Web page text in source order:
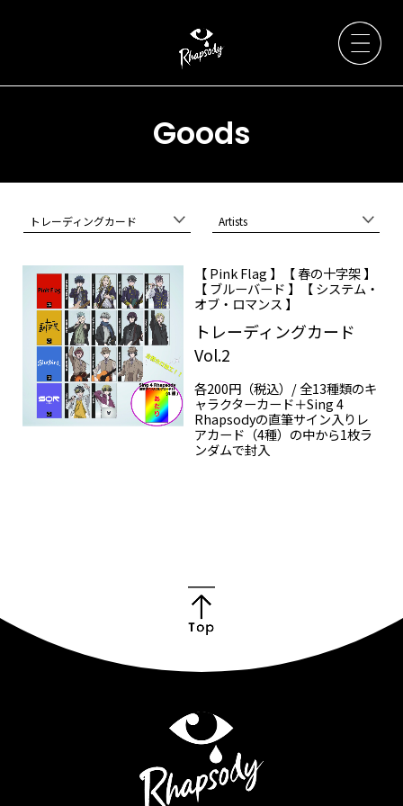
Artists
News
Live / Event
Discography
Goods
Cast / Staff
Goods
トレーディングカード Artists
【 Pink Flag 】【 春の十字架 】
【 ブルーバード 】【 システム・
オブ・ロマンス 】
トレーディングカード
Vol.2
各200円（税込）/ 全13種類のキ
ャラクターカード＋Sing 4
Rhapsodyの直筆サイン入りレ
アカード（4種）の中から1枚ラ
ンダムで封入